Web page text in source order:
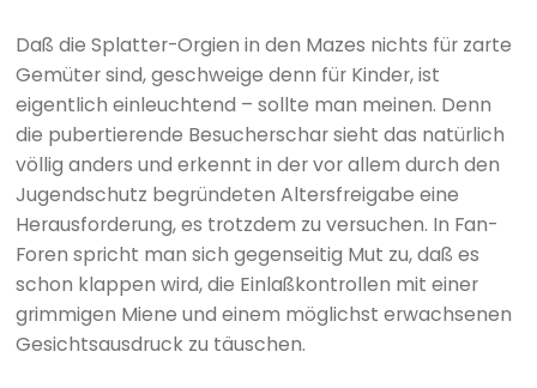
Daß die Splatter-Orgien in den Mazes nichts für zarte
Gemüter sind, geschweige denn für Kinder, ist
eigentlich einleuchtend – sollte man meinen. Denn
die pubertierende Besucherschar sieht das natürlich
völlig anders und erkennt in der vor allem durch den
Jugendschutz begründeten Altersfreigabe eine
Herausforderung, es trotzdem zu versuchen. In Fan-
Foren spricht man sich gegenseitig Mut zu, daß es
schon klappen wird, die Einlaßkontrollen mit einer
grimmigen Miene und einem möglichst erwachsenen
Gesichtsausdruck zu täuschen.